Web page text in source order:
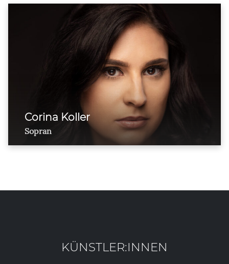
Corina Koller
Sopran
KÜNSTLER:INNEN